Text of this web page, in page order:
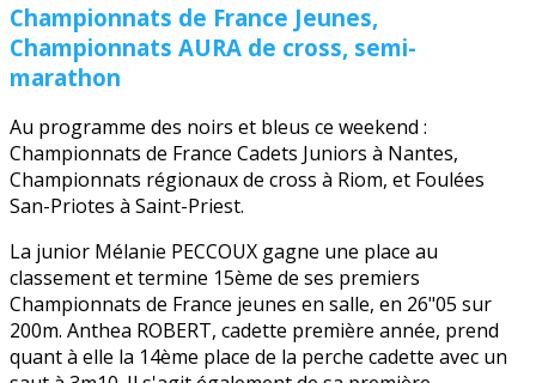
Championnats de France Jeunes,
Championnats AURA de cross, semi-
marathon
Au programme des noirs et bleus ce weekend :
Championnats de France Cadets Juniors à Nantes,
Championnats régionaux de cross à Riom, et Foulées
San-Priotes à Saint-Priest.
La junior Mélanie PECCOUX gagne une place au
classement et termine 15ème de ses premiers
Championnats de France jeunes en salle, en 26"05 sur
200m. Anthea ROBERT, cadette première année, prend
quant à elle la 14ème place de la perche cadette avec un